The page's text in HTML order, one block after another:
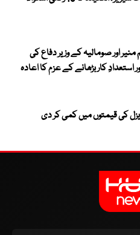
اور صومالیہ کے وزیر دفاع کی
استعدادِ کار بڑھانے کے عزم کا اعادہ
کی قیمتوں میں کمی کر دی